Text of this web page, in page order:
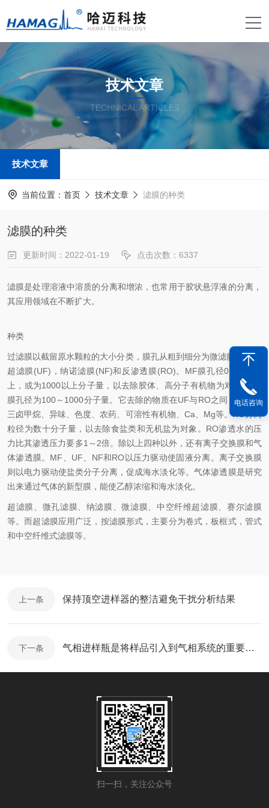
技术文章
TECHNICAL ARTICLES
技术文章
当前位置： 首页 技术文章 滤膜的种类
滤膜的种类
更新时间：2022-01-19 点击次数：6337
滤膜是处理溶液中溶质的分离和增浓，也常用于胶状悬浮液的分离，
其应用领域在不断扩大。
种类
过滤膜以截留原水颗粒的大小分类，膜孔从粗到细分为微滤膜(MF)，
超滤膜(UF)，纳诺滤膜(NF)和反渗透膜(RO)。MF膜孔径0.05um以
上，或为1000以上分子量，以去除胶体、高分子有机物为对象。NF
膜孔径为100～1000分子量。它去除的物质在UF与RO之间，以去除
三卤甲烷、异味、色度、农药、可溶性有机物、Ca、Mg等。RO分离
粒径为数十分子量，以去除食盐类和无机盐为对象。RO渗透水的压
力比其渗透压力要多1～2倍。除以上四种以外，还有离子交换膜和气
体渗透膜。MF、UF、NF和RO以压力驱动使固液分离。离子交换膜
则以电力驱动使盐类分子分离，促成海水淡化等。气体渗透膜是研究
出来通过气体的新型膜，能使乙醇浓缩和海水淡化。
超滤膜、微孔滤膜、纳滤膜、微滤膜、中空纤维超滤膜、赛尔滤膜
等。而超滤膜应用广泛，按滤膜形式，主要分为卷式，板框式，管式
和中空纤维式滤膜等。
上一条 保持顶空进样器的整洁避免干扰分析结果
下一条 气相进样瓶是将样品引入到气相系统的重要部件
扫一扫，关注公众号
电话咨询